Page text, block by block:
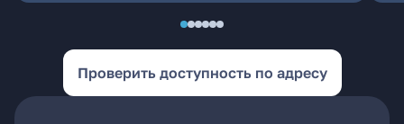
Проверить доступность по адресу